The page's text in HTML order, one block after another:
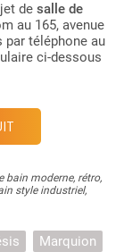
de salle de
au 165, avenue
par téléphone au
ci-dessous
bain moderne, rétro,
style industriel,
Marquion